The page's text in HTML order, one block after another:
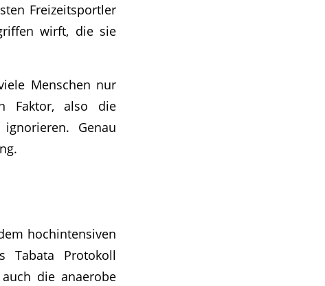
Freizeitsportler
wirft, die sie
Menschen nur
Faktor, also die
Genau
hochintensiven
Tabata Protokoll
die anaerobe